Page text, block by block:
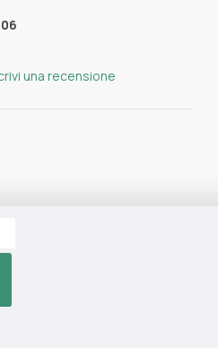
una recensione